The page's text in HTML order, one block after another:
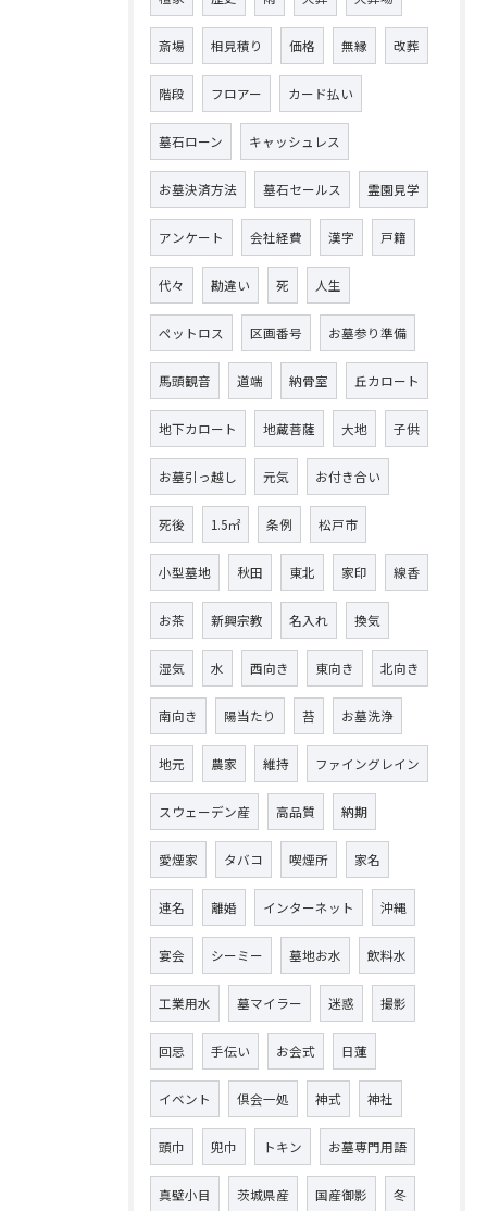
斎場 相見積り 価格 無縁 改葬
階段 フロアー カード払い
墓石ローン キャッシュレス
お墓決済方法 墓石セールス 霊園見学
アンケート 会社経費 漢字 戸籍
代々 勘違い 死 人生
ペットロス 区画番号 お墓参り準備
馬頭観音 道端 納骨室 丘カロート
地下カロート 地蔵菩薩 大地 子供
お墓引っ越し 元気 お付き合い
死後 1.5㎡ 条例 松戸市
小型墓地 秋田 東北 家印 線香
お茶 新興宗教 名入れ 換気
湿気 水 西向き 東向き 北向き
南向き 陽当たり 苔 お墓洗浄
地元 農家 維持 ファイングレイン
スウェーデン産 高品質 納期
愛煙家 タバコ 喫煙所 家名
連名 離婚 インターネット 沖縄
宴会 シーミー 墓地お水 飲料水
工業用水 墓マイラー 迷惑 撮影
回忌 手伝い お会式 日蓮
イベント 倶会一処 神式 神社
頭巾 兜巾 トキン お墓専門用語
真壁小目 茨城県産 国産御影 冬